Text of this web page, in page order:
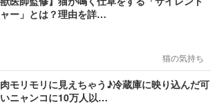
ー」とは？理由を詳…
猫の気持ち
モリモリに見えちゃう♪冷蔵庫に映り込んだ可
ニャンコに10万人以…